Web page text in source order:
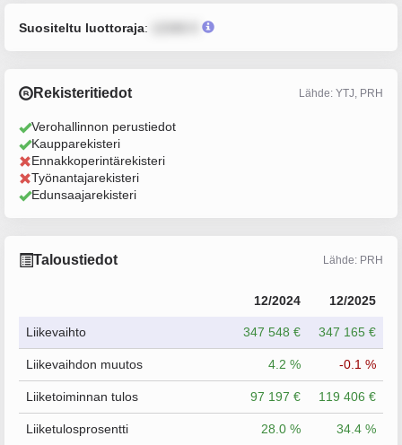
Suositeltu luottoraja:
Rekisteritiedot Lähde: YTJ, PRH
Verohallinnon perustiedot
Kaupparekisteri
Ennakkoperintärekisteri
Työnantajarekisteri
Edunsaajarekisteri
Taloustiedot Lähde: PRH
12/2024 12/2025
Liikevaihto 347 548 € 347 165 €
Liikevaihdon muutos 4.2 % -0.1 %
Liiketoiminnan tulos 97 197 € 119 406 €
Liiketulosprosentti 28.0 % 34.4 %